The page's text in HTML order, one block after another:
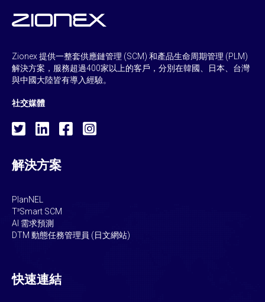
Zionex 提供一整套供應鏈管理 (SCM) 和產品生命周期管理 (PLM)
解決方案，服務超過400家以上的客戶，分別在韓國、日本、台灣
與中國大陸皆有導入經驗。
社交媒體
解決方案
PlanNEL
T³Smart SCM
AI 需求預測
DTM 動態任務管理員 (日文網站)
快速連結